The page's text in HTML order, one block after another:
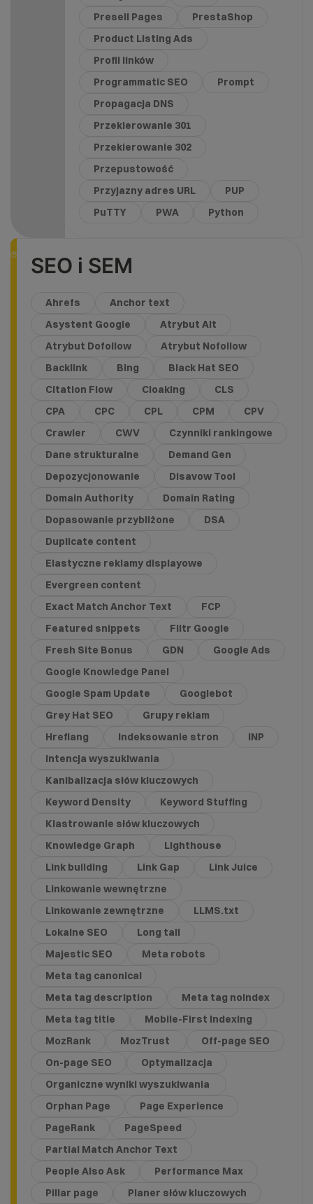
Presell Pages
PrestaShop
Product Listing Ads
Profil linków
Programmatic SEO
Prompt
Propagacja DNS
Przekierowanie 301
Przekierowanie 302
Przepustowość
Przyjazny adres URL
PUP
PuTTY
PWA Python
SEO i SEM
Ahrefs
Anchor text
Asystent Google
Atrybut Alt
Atrybut Dofollow
Atrybut Nofollow
Backlink
Bing
Black Hat SEO
Citation Flow
Cloaking
CLS
CPA
CPC CPL CPM
CPV
Crawler
CWV
Czynniki rankingowe
Dane strukturalne
Demand Gen
Depozycjonowanie
Disavow Tool
Domain Authority
Domain Rating
Dopasowanie przybliżone
DSA
Duplicate content
Elastyczne reklamy displayowe
Evergreen content
Exact Match Anchor Text
FCP
Featured snippets
Filtr Google
Fresh Site Bonus
GDN
Google Ads
Google Knowledge Panel
Google Spam Update
Googlebot
Grey Hat SEO
Grupy reklam
Hreflang
Indeksowanie stron
INP
Intencja wyszukiwania
Kanibalizacja słów kluczowych
Keyword Density
Keyword Stuffing
Klastrowanie słów kluczowych
Knowledge Graph
Lighthouse
Link building
Link Gap
Link Juice
Linkowanie wewnętrzne
Linkowanie zewnętrzne
LLMS.txt
Lokalne SEO
Long tail
Majestic SEO
Meta robots
Meta tag canonical
Meta tag description
Meta tag noindex
Meta tag title
Mobile-First Indexing
MozRank
MozTrust
Off-page SEO
On-page SEO
Optymalizacja
Organiczne wyniki wyszukiwania
Orphan Page
Page Experience
PageRank
PageSpeed
Partial Match Anchor Text
People Also Ask
Performance Max
Pillar page
Planer słów kluczowych